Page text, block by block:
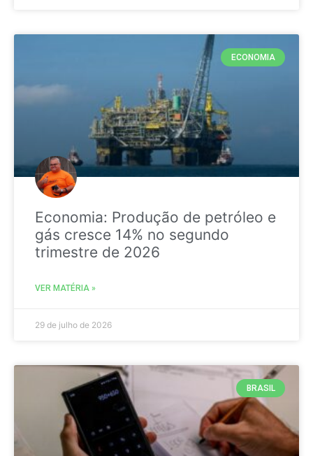
ECONOMIA
Economia: Produção de petróleo e
gás cresce 14% no segundo
trimestre de 2026
VER MATÉRIA »
29 de julho de 2026
BRASIL